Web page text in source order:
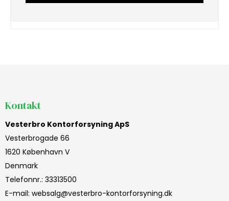
Kontakt
Vesterbro Kontorforsyning ApS
Vesterbrogade 66
1620 København V
Denmark
Telefonnr.: 33313500
E-mail: websalg@vesterbro-kontorforsyning.dk